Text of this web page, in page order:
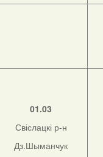
01.03
Свіслацкі р-н
Дз.Шыманчук